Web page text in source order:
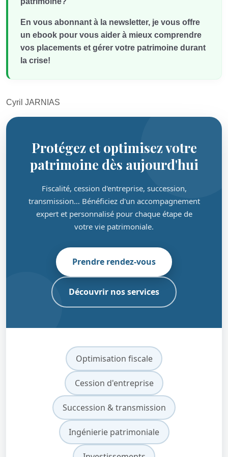
En vous abonnant à la newsletter, je vous offre
un ebook pour vous aider à mieux comprendre
vos placements et gérer votre patrimoine durant
la crise!
Cyril JARNIAS
Protégez et optimisez votre
patrimoine dès aujourd'hui
Fiscalité, cession d'entreprise, succession,
transmission… Bénéficiez d'un accompagnement
expert et personnalisé pour chaque étape de
votre vie patrimoniale.
Prendre rendez-vous
Découvrir nos services
Optimisation fiscale
Cession d'entreprise
Succession & transmission
Ingénierie patrimoniale